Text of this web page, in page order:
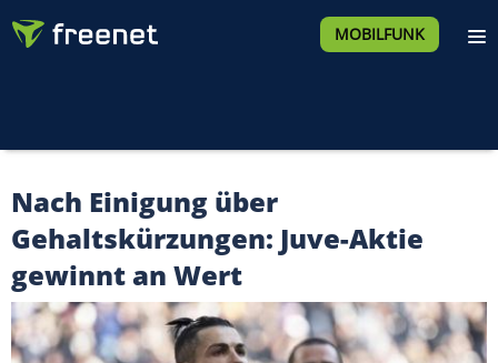
MOBILFUNK
Nach Einigung über
Gehaltskürzungen: Juve-Aktie
gewinnt an Wert